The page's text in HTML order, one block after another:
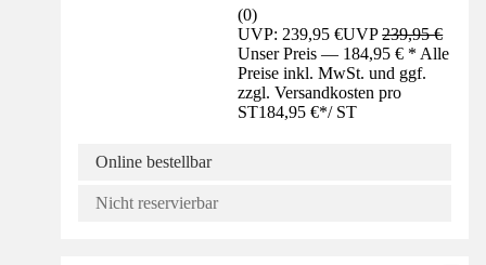
(0)
UVP: 239,95 €UVP239,95 €
Unser Preis — 184,95 € * Alle
Preise inkl. MwSt. und ggf.
zzgl. Versandkosten pro
ST184,95 €*/ ST
Online bestellbar
Nicht reservierbar